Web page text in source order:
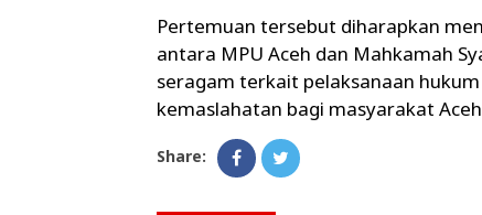
Pertemuan tersebut diharapkan
antara MPU Aceh dan Mahkamah
seragam terkait pelaksanaan
kemaslahatan bagi masyarakat
Share: